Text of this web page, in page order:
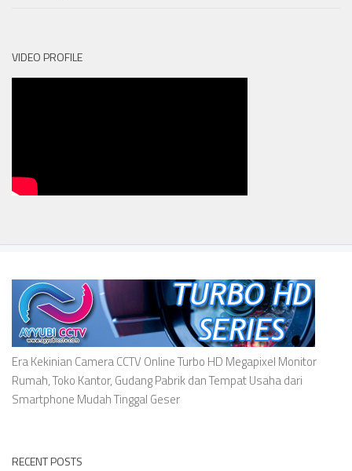
VIDEO PROFILE
Era Kekinian Camera CCTV Online Turbo HD Megapixel Monitor
Rumah, Toko Kantor, Gudang Pabrik dan Tempat Usaha dari
Smartphone Mudah Tinggal Geser
RECENT POSTS